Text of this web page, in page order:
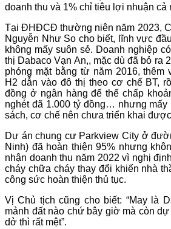
doanh thu và 1% chỉ tiêu lợi nhuận cả
Tại ĐHĐCĐ thường niên năm 2023,
Nguyễn Như So cho biết, lĩnh vực
không mấy suôn sẻ. Doanh nghiệp
thị Dabaco Vạn An,, mặc dù đã bỏ ra
phóng mặt bằng từ năm 2016, thêm
H2 dẫn vào đô thị theo cơ chế BT,
đồng ở ngân hàng để thế chấp
nghét đã 1.000 tỷ đồng… nhưng
sách, cơ chế nên chưa triển khai
Dự án chung cư Parkview City ở
Ninh) đã hoàn thiện 95% nhưng
nhận doanh thu năm 2022 vì nghị
cháy chữa cháy thay đổi khiến nhà
công sức hoàn thiện thủ tục.
Vị Chủ tịch cũng cho biết: “May là
mảnh đất nào chứ bây giờ mà còn
dở thì rất mệt”.